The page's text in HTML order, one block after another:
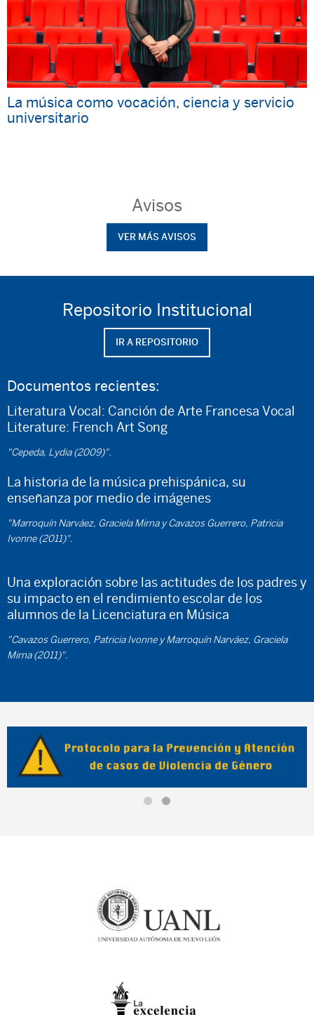
La música como vocación, ciencia y servicio
universitario
Avisos
VER MÁS AVISOS
Repositorio Institucional
IR A REPOSITORIO
Documentos recientes:
Literatura Vocal: Canción de Arte Francesa Vocal
Literature: French Art Song
"Cepeda, Lydia (2009)".
La historia de la música prehispánica, su
enseñanza por medio de imágenes
"Marroquín Narváez, Graciela Mirna y Cavazos Guerrero, Patricia
Ivonne (2011)".
Una exploración sobre las actitudes de los padres y
su impacto en el rendimiento escolar de los
alumnos de la Licenciatura en Música
"Cavazos Guerrero, Patricia Ivonne y Marroquín Narváez, Graciela
Mirna (2011)".